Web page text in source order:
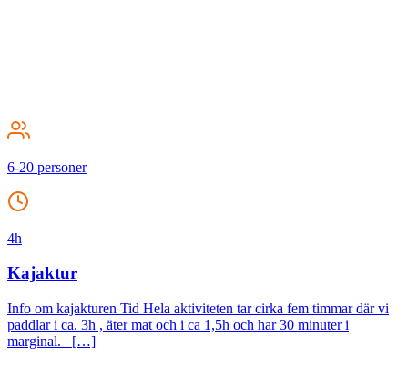
6-20 personer
4h
Kajaktur
Info om kajakturen Tid Hela aktiviteten tar cirka fem timmar där vi
paddlar i ca. 3h , äter mat och i ca 1,5h och har 30 minuter i
marginal. […]